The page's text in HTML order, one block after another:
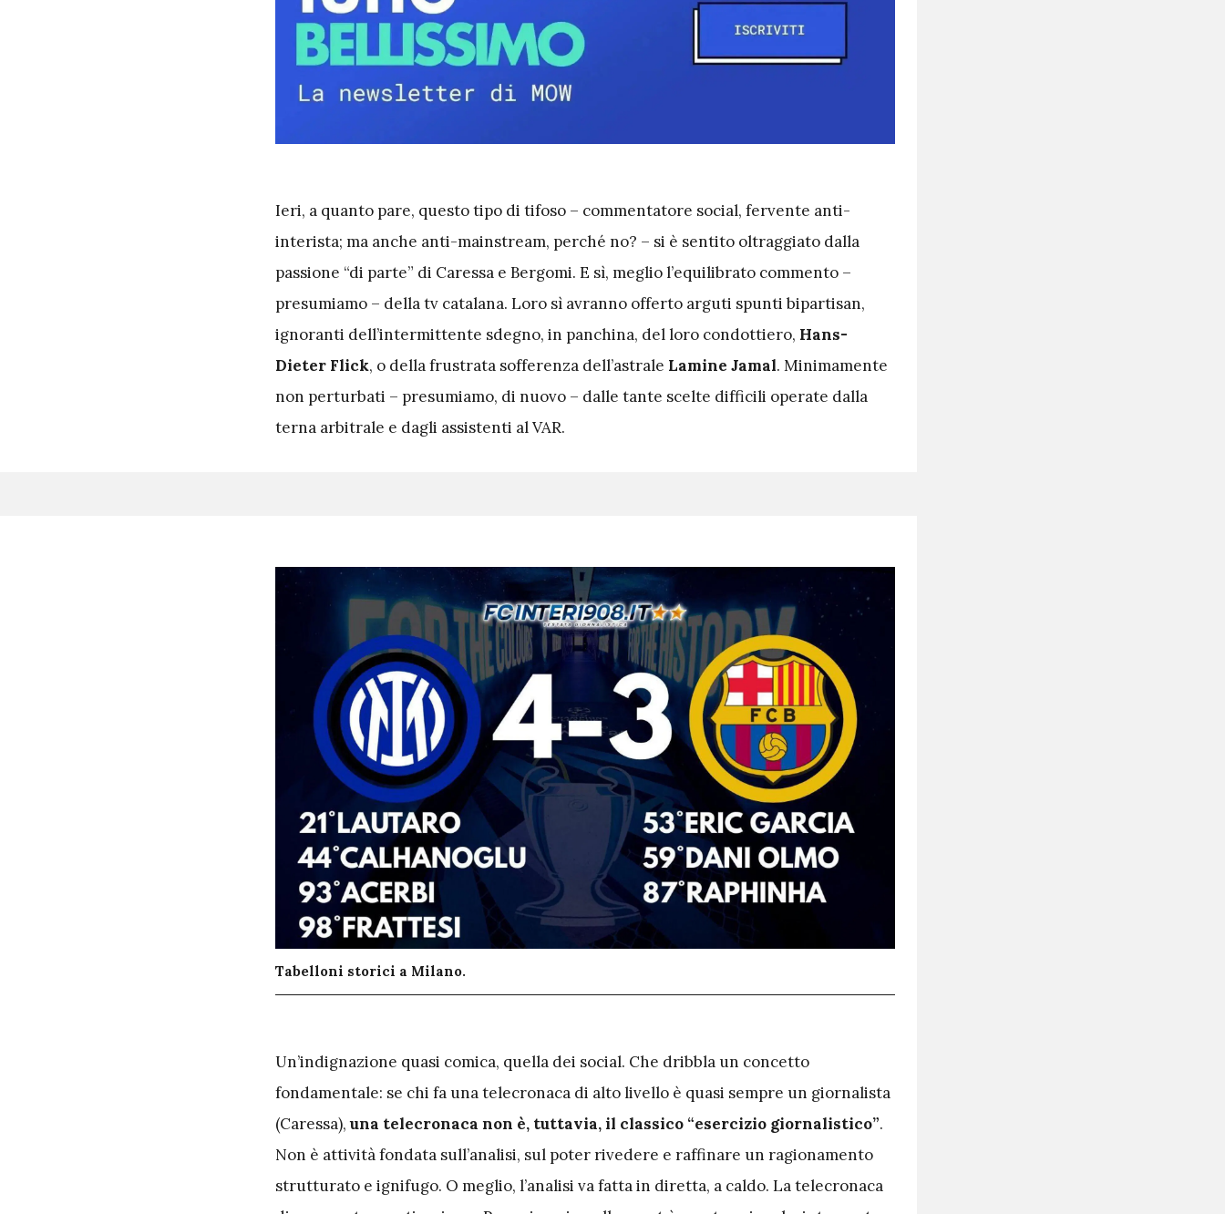
Ieri, a quanto pare, questo tipo di tifoso – commentatore social, fervente anti-
interista; ma anche anti-mainstream, perché no? – si è sentito oltraggiato dalla
passione “di parte” di Caressa e Bergomi. E sì, meglio l’equilibrato commento –
presumiamo – della tv catalana. Loro sì avranno offerto arguti spunti bipartisan,
ignoranti dell’intermittente sdegno, in panchina, del loro condottiero, Hans-
Dieter Flick, o della frustrata sofferenza dell’astrale Lamine Jamal. Minimamente
non perturbati – presumiamo, di nuovo – dalle tante scelte difficili operate dalla
terna arbitrale e dagli assistenti al VAR.
Tabelloni storici a Milano.
Un’indignazione quasi comica, quella dei social. Che dribbla un concetto
fondamentale: se chi fa una telecronaca di alto livello è quasi sempre un giornalista
(Caressa),una telecronaca non è, tuttavia,il classico “esercizio giornalistico”.
Non è attività fondata sull’analisi, sul poter rivedere e raffinare un ragionamento
strutturato e ignifugo. O meglio, l’analisi va fatta in diretta, a caldo. La telecronaca